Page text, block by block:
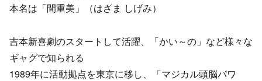
本名は「間重美」（はざま しげみ）
吉本新喜劇のスタートして活躍、「かい～の」など様々な
ギャグで知られる
1989年に活動拠点を東京に移し、「マジカル頭脳パワ